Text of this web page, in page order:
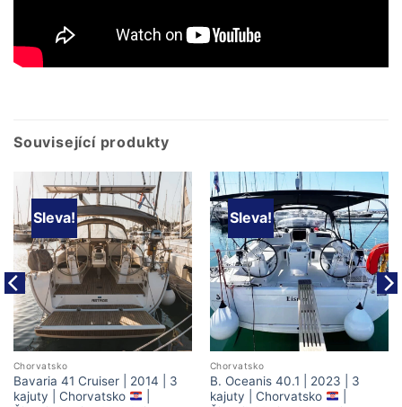
Související produkty
Sleva!
Chorvatsko
Bavaria 41 Cruiser | 2014 | 3
kajuty | Chorvatsko
Sleva!
Chorvatsko
B. Oceanis 40.1 | 2023 | 3
kajuty | Chorvatsko